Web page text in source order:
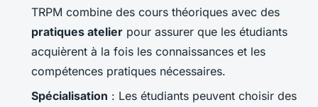
TRPM combine des cours théoriques avec des
pratiques atelier pour assurer que les étudiants
acquièrent à la fois les connaissances et les
compétences pratiques nécessaires.
Spécialisation : Les étudiants peuvent choisir des